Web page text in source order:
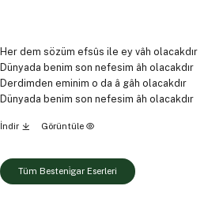
Her dem sözüm efsûs ile ey vâh olacakdır
Dünyada benim son nefesim âh olacakdır
Derdimden eminim o da â gâh olacakdır
Dünyada benim son nefesim âh olacakdır
İndir Görüntüle
Tüm Besteni̇gar Eserleri